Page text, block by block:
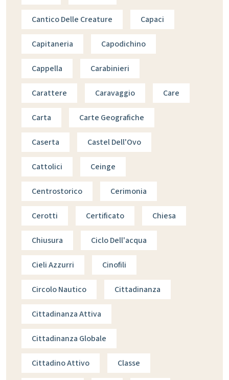
Cantico Delle Creature Capaci
Capitaneria Capodichino
Cappella Carabinieri
Carattere Caravaggio Care
Carta Carte Geografiche
Caserta Castel Dell'Ovo
Cattolici Ceinge
Centrostorico Cerimonia
Cerotti Certificato Chiesa
Chiusura Ciclo Dell'acqua
Cieli Azzurri Cinofili
Circolo Nautico Cittadinanza
Cittadinanza Attiva
Cittadinanza Globale
Cittadino Attivo Classe